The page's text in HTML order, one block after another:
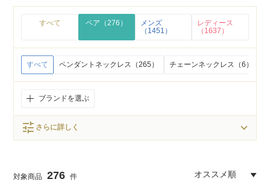
すべて ペア（276）
メンズ
（1451）
レディース
（1637）
すべて ペンダントネックレス（265） チェーンネックレス（6）
ブランドを選ぶ
tune さらに詳しく
276